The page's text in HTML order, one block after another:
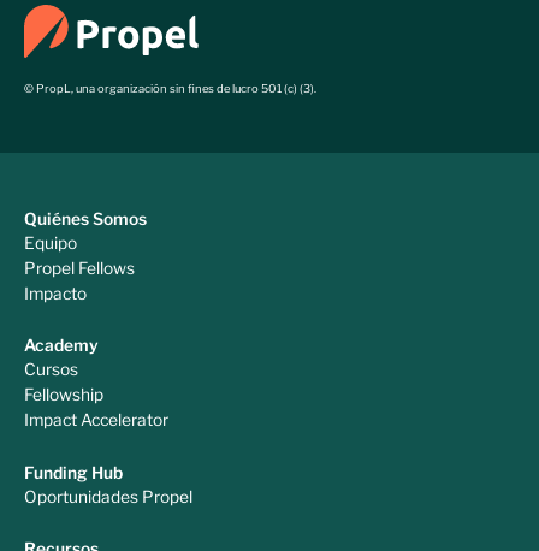
© PropL, una organización sin fines de lucro 501 (c) (3).
Quiénes Somos
Equipo
Propel Fellows
Impacto
Academy
Cursos
Fellowship
Impact Accelerator
Funding Hub
Oportunidades Propel